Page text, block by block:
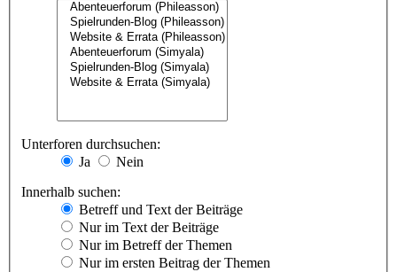
Unterforen durchsuchen:
Ja
Nein
Innerhalb suchen:
Betreff und Text der Beiträge
Nur im Text der Beiträge
Nur im Betreff der Themen
Nur im ersten Beitrag der Themen